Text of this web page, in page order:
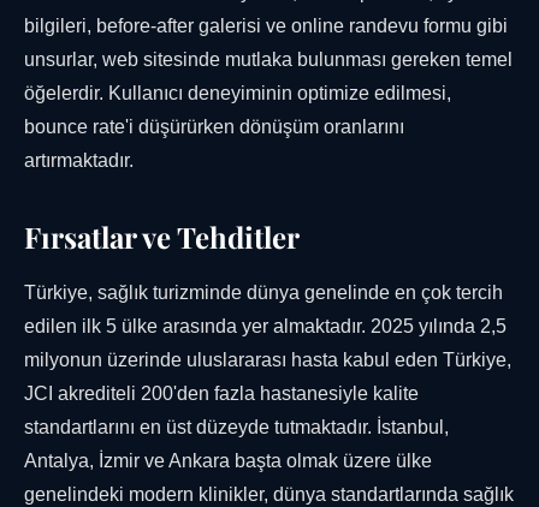
bilgileri, before-after galerisi ve online randevu formu gibi
unsurlar, web sitesinde mutlaka bulunması gereken temel
öğelerdir. Kullanıcı deneyiminin optimize edilmesi,
bounce rate'i düşürürken dönüşüm oranlarını
artırmaktadır.
Fırsatlar ve Tehditler
Türkiye, sağlık turizminde dünya genelinde en çok tercih
edilen ilk 5 ülke arasında yer almaktadır. 2025 yılında 2,5
milyonun üzerinde uluslararası hasta kabul eden Türkiye,
JCI akrediteli 200'den fazla hastanesiyle kalite
standartlarını en üst düzeyde tutmaktadır. İstanbul,
Antalya, İzmir ve Ankara başta olmak üzere ülke
genelindeki modern klinikler, dünya standartlarında sağlık